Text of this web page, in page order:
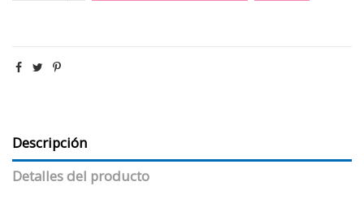
Descripción
Detalles del producto